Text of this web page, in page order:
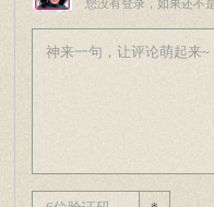
您没有登录，如果还不